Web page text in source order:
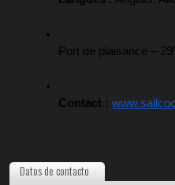
Port de plaisance –
Contact :
Datos de contacto